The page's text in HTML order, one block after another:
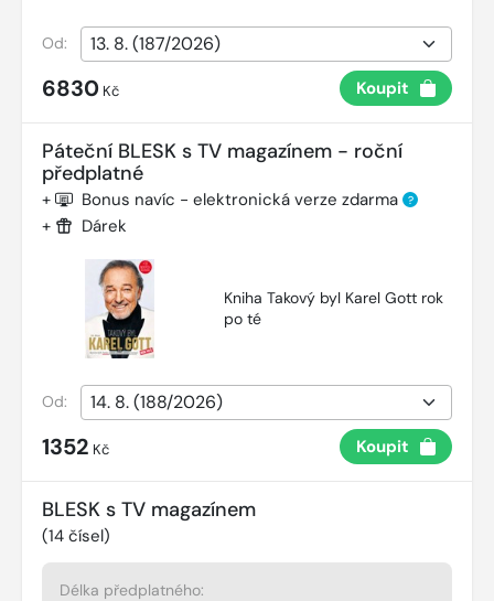
Od:
6830 Kč Koupit
Páteční BLESK s TV magazínem - roční
předplatné
+ Bonus navíc - elektronická verze zdarma ?
+ Dárek
Kniha Takový byl Karel Gott rok
po té
Od:
1352 Kč Koupit
BLESK s TV magazínem
(14 čísel)
Délka předplatného: